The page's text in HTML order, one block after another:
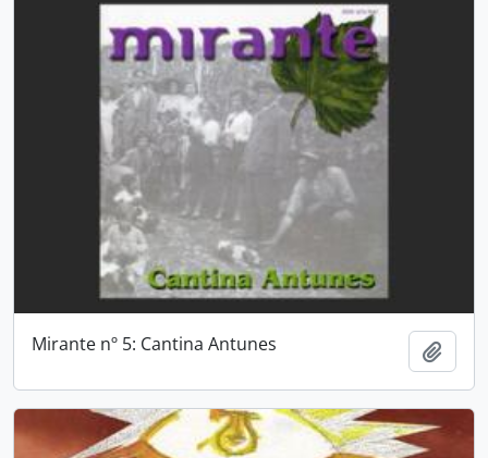
Mirante nº 5: Cantina Antunes